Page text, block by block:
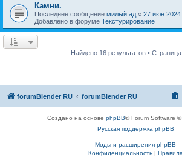
Камни.
Последнее сообщение милый ад « 27 июн 2024
Добавлено в форуме Текстурирование
Найдено 16 результатов • Страница
forumBlender RU forumBlender RU
Создано на основе phpBB® Forum Software
Русская поддержка phpBB
Моды и расширения phpBB
Конфиденциальность| Правила